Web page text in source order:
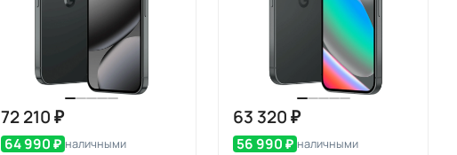
72 210 ₽
64 990 ₽ наличными
63 320 ₽
56 990 ₽ наличными